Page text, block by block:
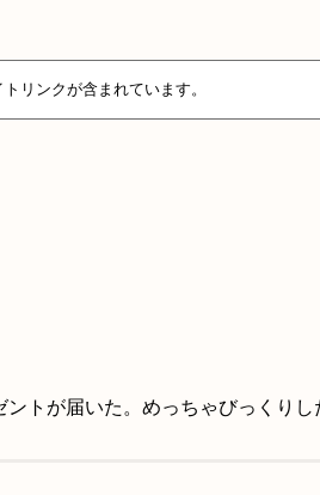
リンクが含まれています。
トが届いた。めっちゃびっくりし